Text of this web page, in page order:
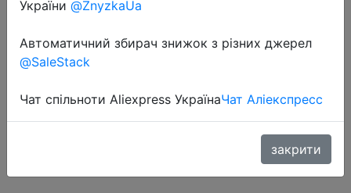
летняя одежда футболки с
короткими рукавами и круглым
вырезом с буквенным принтом
Harajuku х�…
України @ZnyzkaUa
Автоматичний збирач знижок з різних джерел
@SaleStack
Чат спільноти Aliexpress УкраїнаЧат Аліекспресс
закрити